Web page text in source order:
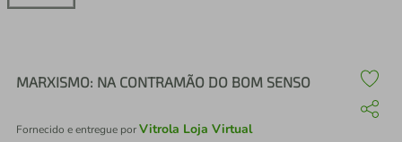
MARXISMO: NA CONTRAMÃO DO BOM SENSO
Fornecido e entregue porVitrola Loja Virtual